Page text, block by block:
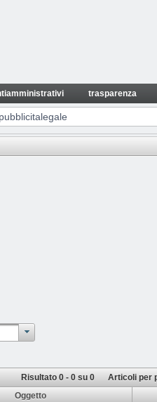
trasparenza
pubblicitalegale
Risultato 0 - 0 su 0
Articoli per
Oggetto